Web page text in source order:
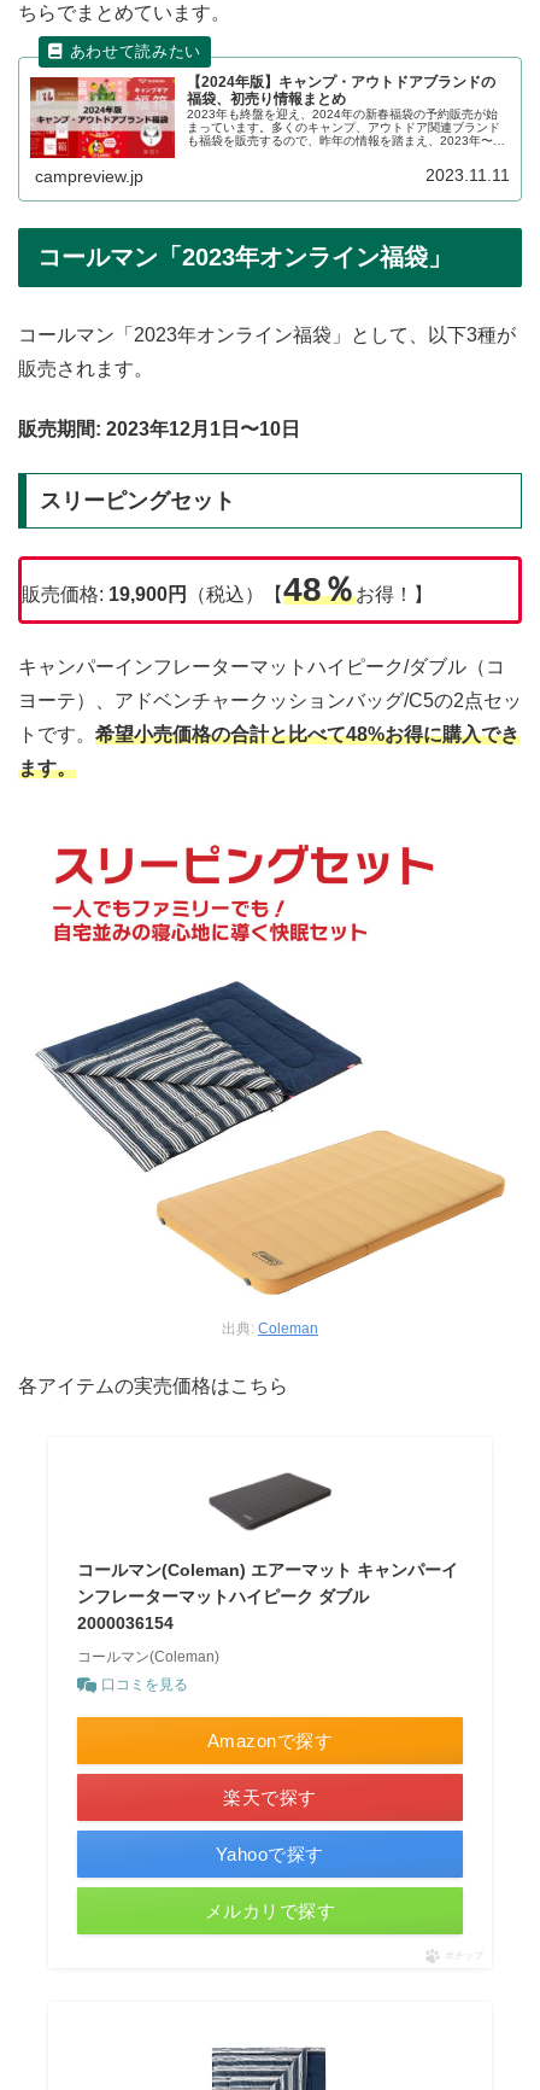
ちらでまとめています。
【2024年版】キャンプ・アウトドアブランドの
福袋、初売り情報まとめ
2023年も終盤を迎え、2024年の新春福袋の予約販売が始
まっています。多くのキャンプ、アウトドア関連ブランド
も福袋を販売するので、昨年の情報を踏まえ、2023年〜
campreview.jp 2023.11.11
コールマン「2023年オンライン福袋」
コールマン「2023年オンライン福袋」として、以下3種が
販売されます。
販売期間: 2023年12月1日〜10日
スリーピングセット
販売価格: 19,900円 （税込）【48％お得！】
キャンパーインフレーターマットハイピーク/ダブル（コ
ヨーテ）、アドベンチャークッションバッグ/C5の2点セッ
トです。 希望小売価格の合計と比べて48%お得に購入でき
ます。
出典: Coleman
各アイテムの実売価格はこちら
コールマン(Coleman) エアーマット キャンパーイ
ンフレーターマットハイピーク ダブル
2000036154
コールマン(Coleman)
口コミを見る
Amazonで探す
楽天で探す
Yahooで探す
メルカリで探す
ポチップ